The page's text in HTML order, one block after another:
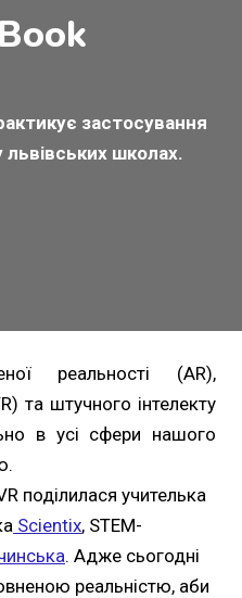
застосування
львівських школах.
реальності (AR),
та штучного інтелекту
в усі сфери нашого
поділилася учителька
Scientix, STEM-
. Адже сьогодні
реальністю, аби